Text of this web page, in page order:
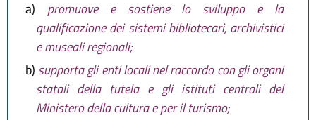
a)
promuove e sostiene lo sviluppo e la
qualificazione dei sistemi bibliotecari, archivistici
e museali regionali;
b) supporta gli enti locali nel raccordo con gli organi
statali della tutela e gli istituti centrali del
Ministero della cultura e per il turismo;